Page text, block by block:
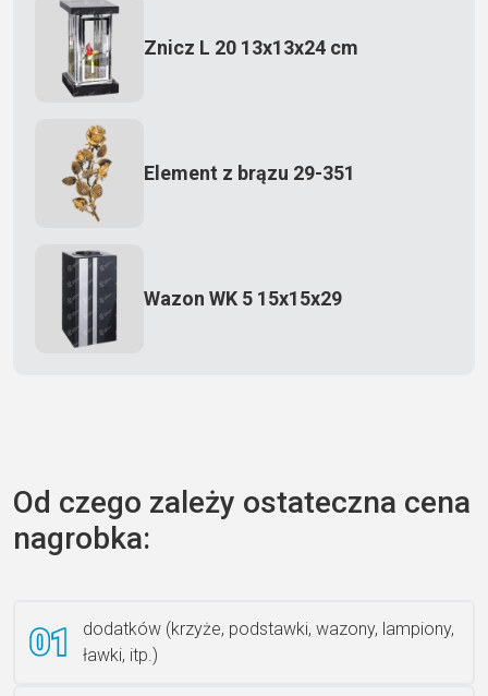
Znicz L 20 13x13x24 cm
Element z brązu 29-351
Wazon WK 5 15x15x29
Książka 2
Od czego zależy ostateczna cena
nagrobka:
dodatków (krzyże, podstawki, wazony, lampiony,
ławki, itp.)